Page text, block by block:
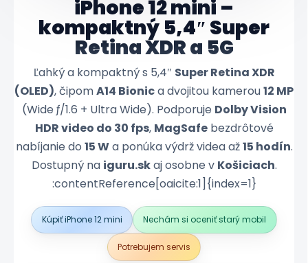
iPhone 12 mini –
kompaktný 5,4″ Super
Retina XDR a 5G
Ľahký a kompaktný s 5,4″ Super Retina XDR
(OLED), čipomA14 Bionica dvojitou kamerou12 MP
(Wide ƒ/1.6 + Ultra Wide). Podporuje Dolby Vision
HDR video do 30 fps, MagSafebezdrôtové
nabíjanie do 15 Wa ponúka výdrž videa až15 hodín.
Dostupný na iguru.skaj osobne v Košiciach.
:contentReference[oaicite:1]{index=1}
Kúpiť iPhone 12 mini Nechám si oceniť starý mobil
Potrebujem servis